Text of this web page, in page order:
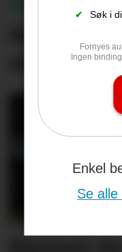
✔ Søk i
Fornyes
Ingen
Enkel
Se
Nær 500